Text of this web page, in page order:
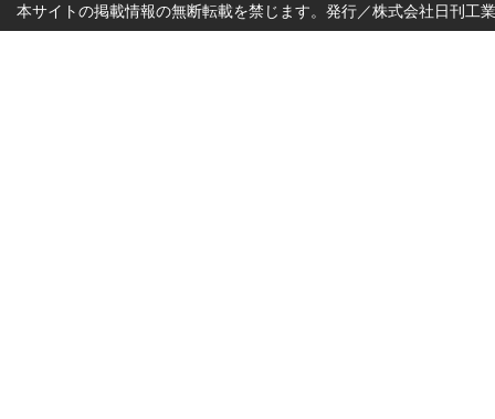
本サイトの掲載情報の無断転載を禁じます。発行／株式会社日刊